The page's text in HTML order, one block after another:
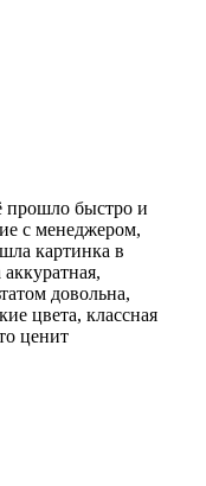
прошло быстро и
с менеджером,
картинка в
довольна,
цвета, классная
ценит